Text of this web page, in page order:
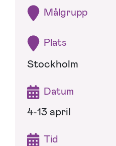
Målgrupp
Plats
Stockholm
Datum
4-13 april
Tid